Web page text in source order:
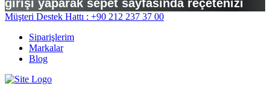
girişi yaparak sepet sayfasında reçetenizi
yükleyebilirsiniz.
Müşteri Destek Hattı : +90 212 237 37 00
Siparişlerim
Markalar
Blog